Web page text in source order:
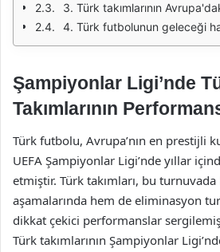
3. Türk takımlarının
4. Türk futbolunun geleceği
Şampiyonlar Ligi’nde
Takımlarının
Türk futbolu, Avrupa’nın en prestijli
UEFA Şampiyonlar Ligi’nde yıllar
etmiştir. Türk takımları, bu
aşamalarında hem de eliminasyon
dikkat çekici performanslar
Türk takımlarının Şampiyonlar